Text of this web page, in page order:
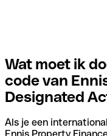
Wat moet ik
code van
Designated
Als je een